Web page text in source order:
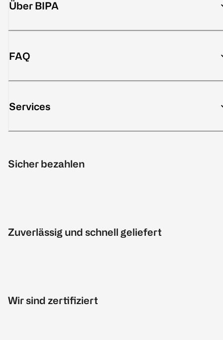
Über BIPA
FAQ
Services
Sicher bezahlen
Zuverlässig und schnell geliefert
Wir sind zertifiziert